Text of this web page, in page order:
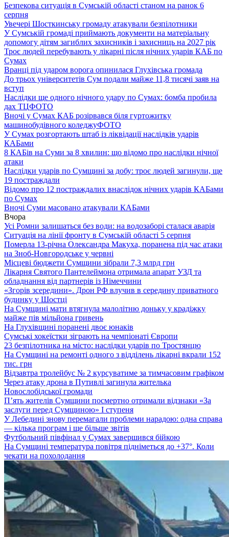
Безпекова ситуація в Сумській області станом на ранок 6
серпня
Увечері Шосткинську громаду атакували безпілотники
У Сумській громаді приймають документи на матеріальну
допомогу дітям загиблих захисників і захисниць на 2027 рік
Троє людей перебувають у лікарні після нічних ударів КАБ по
Сумах
Вранці під ударом ворога опинилася Глухівська громада
До трьох університетів Сум подали майже 11,8 тисячі заяв на
вступ
Наслідки ще одного нічного удару по Сумах: бомба пробила
дах ТЦФОТО
Вночі у Сумах КАБ розірвався біля гуртожитку
машинобудівного коледжуФОТО
У Сумах розгортають штаб із ліквідації наслідків ударів
КАБами
8 КАБів на Суми за 8 хвилин: що відомо про наслідки нічної
атаки
Наслідки ударів по Сумщині за добу: троє людей загинули, ще
19 постраждали
Відомо про 12 постраждалих внаслідок нічних ударів КАБами
по Сумах
Вночі Суми масовано атакували КАБами
Вчора
Усі Ромни залишаться без води: на водозаборі сталася аварія
Ситуація на лінії фронту в Сумській області 5 серпня
Померла 13-річна Олександра Макуха, поранена під час атаки
на Зноб-Новгородське у червні
Місцеві бюджети Сумщини зібрали 7,3 млрд грн
Лікарня Святого Пантелеймона отримала апарат УЗД та
обладнання від партнерів із Німеччини
«Згорів зсередини». Дрон РФ влучив в середину приватного
будинку у Шостці
На Сумщині мати втягнула малолітню доньку у крадіжку
майже пів мільйона гривень
На Глухівщині поранені двоє юнаків
Сумські хокеїстки зіграють на чемпіонаті Європи
23 безпілотника на місто: наслідки ударів по Тростянцю
На Сумщині на ремонті одного з відділень лікарні вкрали 152
тис. грн
Відзавтра тролейбус № 2 курсуватиме за тимчасовим графіком
Через атаку дрона в Путивлі загинула жителька
Новослобідської громади
П’ять жителів Сумщини посмертно отримали відзнаки «За
заслуги перед Сумщиною» І ступеня
У Лебедині знову перемагали проблеми нарадою: одна справа
— кілька програм і ще більше звітів
Футбольний півфінал у Сумах завершився бійкою
На Сумщині температура повітря підніметься до +37°. Коли
чекати на похолодання